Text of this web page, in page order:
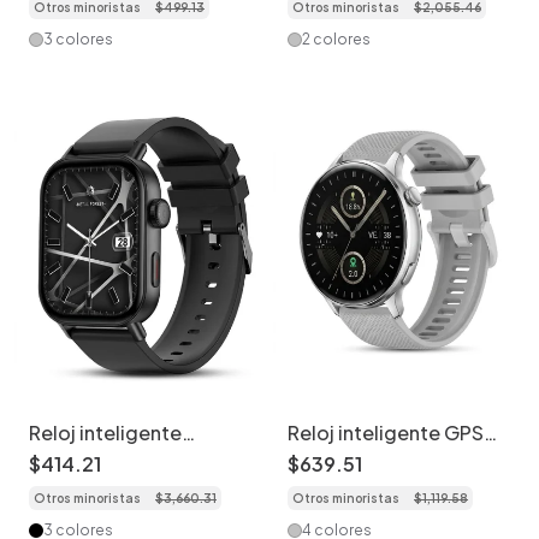
llamadas Bluetooth y
música - Correa de
Otros minoristas $499.13
3 colores
Monitor de salud y
estado físico
Otros minoristas $2,055.46
2 colores
Reloj inteligente
inalámbrico con
seguimiento de
actividad y monitor de
frecuencia cardíaca
$414.21
Otros minoristas $3,660.31
3 colores
Reloj inteligente GPS
VG53 Pro - Monitor de
actividad física con
pantalla AMOLED de
1,43"
$639.51
Otros minoristas $1,119.58
4 colores